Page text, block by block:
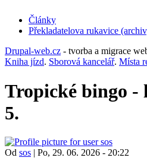
Články
Překladatelova rukavice
Drupal-web.cz - tvorba a migrace
Kniha jízd. Sborová kancelář. Místa
Tropické bingo -
5.
Od sos | Po, 29. 06. 2026 - 20:22